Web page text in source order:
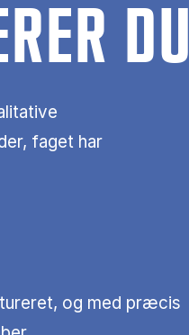
DU
faget har
og med præcis